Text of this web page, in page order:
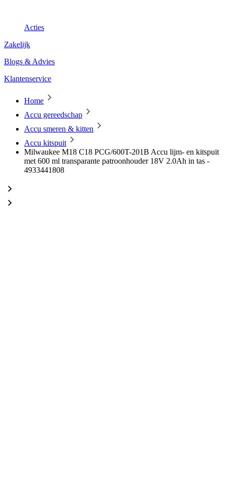
Acties
Zakelijk
Blogs & Advies
Klantenservice
Home
Accu gereedschap
Accu smeren & kitten
Accu kitspuit
Milwaukee M18 C18 PCG/600T-201B Accu lijm- en kitspuit
met 600 ml transparante patroonhouder 18V 2.0Ah in tas -
4933441808